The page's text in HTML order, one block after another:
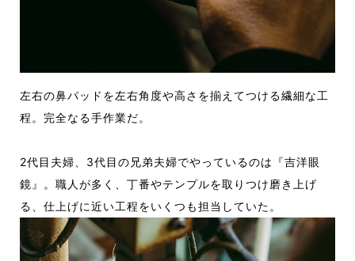
左右の鼻パッドを左右角度や高さ を揃えてつける繊細な工
程。完全なる手作業だ。
2代目夫婦、3代目の兄弟夫婦でやっているのは『吉洋眼
鏡』。職人が多く、丁番やテンプルを取りつけ磨き上げ
る、仕上げに近い工程をいくつも担当していた。